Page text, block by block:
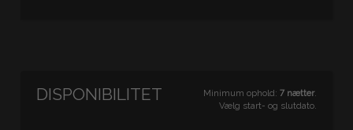
Minimum ophold: 7 nætter.
Vælg start- og slutdato.
DISPONIBILITET